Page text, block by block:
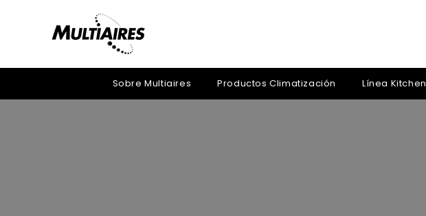
Sobre Multiaires Productos Climatización Línea Kitchen